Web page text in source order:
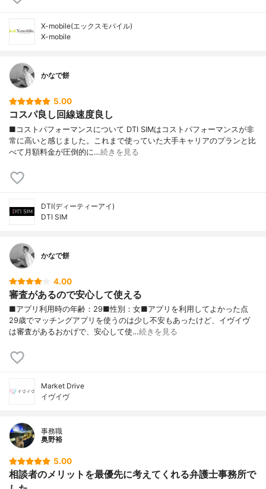
X-mobile(エックスモバイル)
X-mobile
かなで餅
5.00
コスパ良し回線速度良し
■コストパフォーマンスについて DTI SIMはコストパフォーマンスが非
常に高いと感じました。これまで使っていた大手キャリアのプランと比
べて月額料金が圧倒的に…続きを見る
DTI(ディーティーアイ)
DTI SIM
かなで餅
4.00
審査があるので安心して使える
■アプリ利用時の年齢：29■性別：女■アプリを利用してよかった点
29歳でマッチングアプリを使うのは少し不安もあったけど、イヴイヴ
は審査があるおかげで、安心して使…続きを見る
Market Drive
イヴイヴ
事務職
奥野裕
5.00
相談者のメリットを最優先に考えてくれる弁護士事務所で